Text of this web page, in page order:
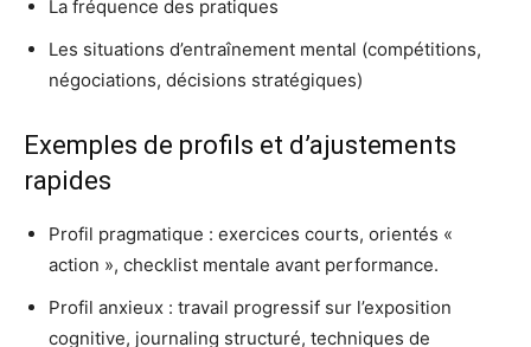
La fréquence des pratiques
Les situations d’entraînement mental (compétitions,
négociations, décisions stratégiques)
Exemples de profils et d’ajustements
rapides
Profil pragmatique : exercices courts, orientés «
action », checklist mentale avant performance.
Profil anxieux : travail progressif sur l’exposition
cognitive, journaling structuré, techniques de